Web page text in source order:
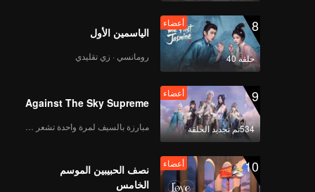
أعضاء
Still Monster(Moving
Ver.)
أعضاء
Under The Moon
Road(Moving Ver.)
أعضاء Super(Moving Ver.)
8
حلقة 40
أعضاء
الياسمين الأول
رومانسي · زي تقليدي
9
534تم تجديد الحلقة
أعضاء
Against The Sky Supreme
10 أعضاء
نصف الحبيبين الموسم
الخامس